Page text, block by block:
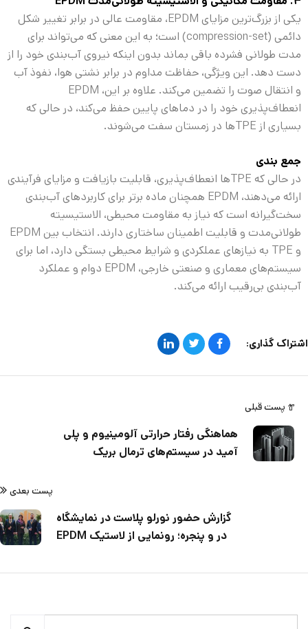
یکی از بزرگ‌ترین مزایای EPDM، مقاومت عالی در برابر تغییر شکل
دائمی (compression-set) است؛ به این معنی که می‌تواند برای
مدت طولانی فشرده باقی بماند بدون اینکه نیروی آب‌بندی خود را از
دست دهد. این ویژگی، حفاظت مداوم در برابر نشتی هوا، نفوذ آب
و انتقال صوت را تضمین می‌کند. علاوه بر این، EPDM
انعطاف‌پذیری خود را در دماهای پایین حفظ می‌کند، در حالی که
بسیاری از TPE‌ها در زمستان سفت می‌شوند.
جمع بندی
در حالی که TPE‌ها انعطاف‌پذیری، قابلیت بازیافت و مزایای فرآیندی
ارائه می‌دهند، EPDM همچنان ماده برتر برای کاربردهای آب‌بندی
سخت‌گیرانه است که نیاز به مقاومت محیطی، الاستیسیته
طولانی‌مدت و قابلیت اطمینان ساختاری دارند. انتخاب بین EPDM
و TPE به نیازهای عملکردی و شرایط محیطی بستگی دارد، اما برای
سیستم‌های معماری و صنعتی خارجی، EPDM دوام و عملکرد
آب‌بندی بی‌رقیب ارائه می‌کند.
اشتراک گذاری:
پست قبلی
هماهنگی رفتار حرارتی آلومینیوم و پلی‌
آمید در سیستم‌های ترمال بریک
پست بعدی
گزارش حضور نورلو پلاست در نمایشگاه
در و پنجره؛ رونمایی از لاستیک EPDM